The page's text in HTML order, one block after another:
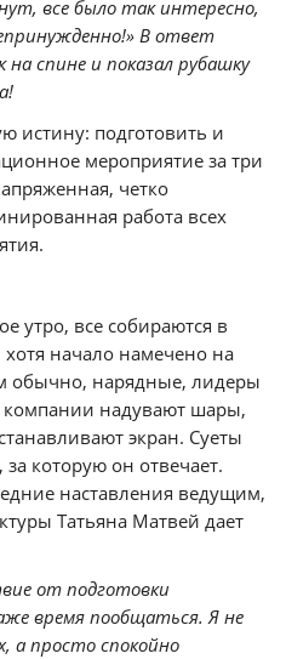
все было так интересно,
В ответ
спине и показал рубашку
истину: подготовить и
мероприятие за три
четко
работа всех
утро, все собираются в
начало намечено на
обычно, нарядные, лидеры
надувают шары,
экран. Суеты
за которую он отвечает.
наставления ведущим,
Татьяна Матвей дает
от подготовки
время пообщаться. Я не
а просто спокойно